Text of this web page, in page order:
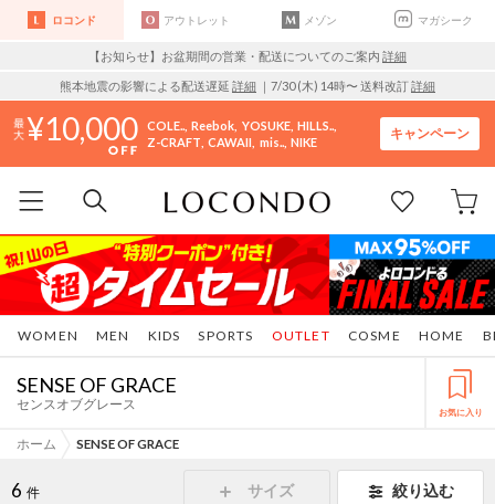
ロコンド アウトレット メゾン マガシーク
【お知らせ】お盆期間の営業・配送についてのご案内 詳細
熊本地震の影響による配送遅延 詳細 ｜7/30 (木) 14時〜 送料改訂詳細
10,000 COLE.. Reebok YOSUKE HILLS..
Z-CRAFT CAWAII mis.. NIKE
キャンペーン
WOMEN MEN KIDS SPORTS COSME HOME
OUTLET
SENSE OF GRACE
センスオブグレース お気に入り
ホーム SENSE OF GRACE
6 件 サイズ 絞り込む